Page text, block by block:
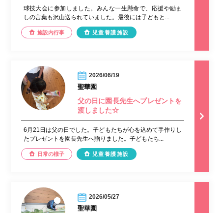
球技大会に参加しました。みんな一生懸命で、応援や励ま
しの言葉も沢山送られていました。最後には子どもと...
施設内行事 児童養護施設
2026/06/19
聖華園
父の日に園長先生へプレゼントを
渡しました☆
6月21日は父の日でした。子どもたちが心を込めて手作りし
たプレゼントを園長先生へ贈りました。子どもたち...
日常の様子 児童養護施設
2026/05/27
聖華園